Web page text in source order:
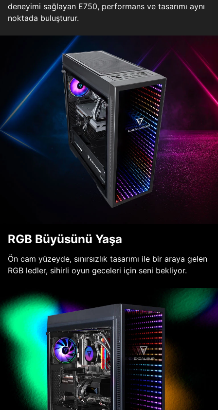
deneyimi sağlayan E750, performans ve tasarımı aynı
noktada buluşturur.
RGB Büyüsünü Yaşa
Ön cam yüzeyde, sınırsızlık tasarımı ile bir araya gelen
RGB ledler, sihirli oyun geceleri için seni bekliyor.